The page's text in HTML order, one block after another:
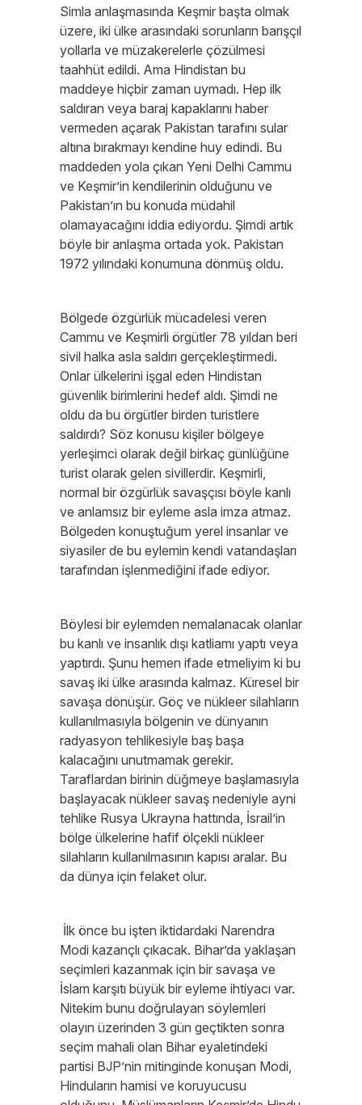
Simla anlaşmasında Keşmir başta olmak
üzere, iki ülke arasındaki sorunların barışçıl
yollarla ve müzakerelerle çözülmesi
taahhüt edildi. Ama Hindistan bu
maddeye hiçbir zaman uymadı. Hep ilk
saldıran veya baraj kapaklarını haber
vermeden açarak Pakistan tarafını sular
altına bırakmayı kendine huy edindi. Bu
maddeden yola çıkan Yeni Delhi Cammu
ve Keşmir’in kendilerinin olduğunu ve
Pakistan’ın bu konuda müdahil
olamayacağını iddia ediyordu. Şimdi artık
böyle bir anlaşma ortada yok. Pakistan
1972 yılındaki konumuna dönmüş oldu.
Bölgede özgürlük mücadelesi veren
Cammu ve Keşmirli örgütler 78 yıldan beri
sivil halka asla saldırı gerçekleştirmedi.
Onlar ülkelerini işgal eden Hindistan
güvenlik birimlerini hedef aldı. Şimdi ne
oldu da bu örgütler birden turistlere
saldırdı? Söz konusu kişiler bölgeye
yerleşimci olarak değil birkaç günlüğüne
turist olarak gelen sivillerdir. Keşmirli,
normal bir özgürlük savaşçısı böyle kanlı
ve anlamsız bir eyleme asla imza atmaz.
Bölgeden konuştuğum yerel insanlar ve
siyasiler de bu eylemin kendi vatandaşları
tarafından işlenmediğini ifade ediyor.
Böylesi bir eylemden nemalanacak olanlar
bu kanlı ve insanlık dışı katliamı yaptı veya
yaptırdı. Şunu hemen ifade etmeliyim ki bu
savaş iki ülke arasında kalmaz. Küresel bir
savaşa dönüşür. Göç ve nükleer silahların
kullanılmasıyla bölgenin ve dünyanın
radyasyon tehlikesiyle baş başa
kalacağını unutmamak gerekir.
Taraflardan birinin düğmeye başlamasıyla
başlayacak nükleer savaş nedeniyle ayni
tehlike Rusya Ukrayna hattında, İsrail’in
bölge ülkelerine hafif ölçekli nükleer
silahların kullanılmasının kapısı aralar. Bu
da dünya için felaket olur.
İlk önce bu işten iktidardaki Narendra
Modi kazançlı çıkacak. Bihar’da yaklaşan
seçimleri kazanmak için bir savaşa ve
İslam karşıtı büyük bir eyleme ihtiyacı var.
Nitekim bunu doğrulayan söylemleri
olayın üzerinden 3 gün geçtikten sonra
seçim mahali olan Bihar eyaletindeki
partisi BJP’nin mitinginde konuşan Modi,
Hinduların hamisi ve koruyucusu